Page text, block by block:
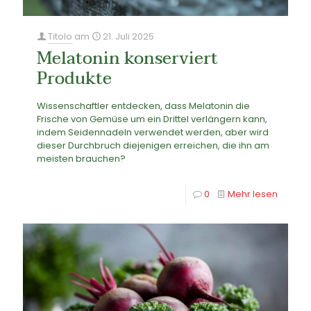
Titolo am 21. Juli 2025
Melatonin konserviert
Produkte
Wissenschaftler entdecken, dass Melatonin die
Frische von Gemüse um ein Drittel verlängern kann,
indem Seidennadeln verwendet werden, aber wird
dieser Durchbruch diejenigen erreichen, die ihn am
meisten brauchen?
0 Mehr lesen